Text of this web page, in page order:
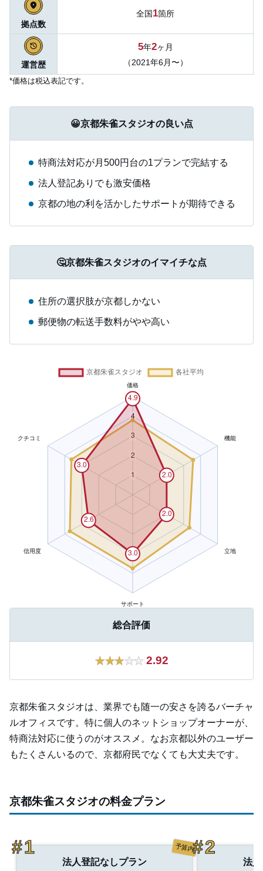
拠点数
全国1箇所
運営歴
5年2ヶ月
（2021年6月〜）
*価格は税込表記です。
😀京都朱雀スタジオの良い点
特商法対応が月500円台の1プランで完結する
法人登記ありでも激安価格
京都の地の利を活かしたサポートが期待できる
🤔京都朱雀スタジオのイマイチな点
住所の選択肢が京都しかない
郵便物の転送手数料がやや高い
総合評価
2.92
京都朱雀スタジオは、業界でも随一の安さを誇るバーチャ
ルオフィスです。特に個人のネットショップオーナーが、
特商法対応に使うのがオススメ。なお京都以外のユーザー
もたくさんいるので、京都府民でなくても大丈夫です。
京都朱雀スタジオの料金プラン
予算内
法人登記なしプラン 法